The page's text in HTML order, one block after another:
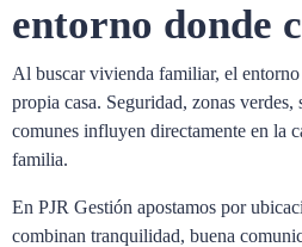
entorno donde
Al buscar vivienda familiar, el
propia casa. Seguridad, zonas
comunes influyen directamente en la
familia.
En PJR Gestión apostamos por
combinan tranquilidad, buena